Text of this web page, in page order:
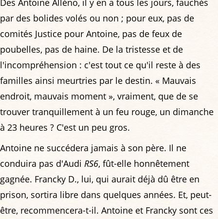
par des bolides volés ou non ; pour eux, pas de
comités Justice pour Antoine, pas de feux de
poubelles, pas de haine. De la tristesse et de
l'incompréhension : c'est tout ce qu'il reste à des
familles ainsi meurtries par le destin. « Mauvais
endroit, mauvais moment », vraiment, que de se
trouver tranquillement à un feu rouge, un dimanche
à 23 heures ? C'est un peu gros.
Antoine ne succédera jamais à son père. Il ne
conduira pas d'Audi RS6, fût-elle honnêtement
gagnée. Francky D., lui, qui aurait déjà dû être en
prison, sortira libre dans quelques années. Et, peut-
être, recommencera-t-il. Antoine et Francky sont ces